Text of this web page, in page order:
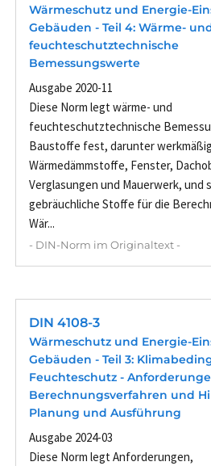
Wärmeschutz und Energie-
Gebäuden - Teil 4: Wärme-
feuchteschutztechnische
Bemessungswerte
Ausgabe 2020-11
Diese Norm legt wärme- und
feuchteschutztechnische
Baustoffe fest, darunter
Wärmedämmstoffe, Fenster,
Verglasungen und Mauerwerk, und
gebräuchliche Stoffe für die
Wär...
- DIN-Norm im Originaltext -
DIN 4108-3
Wärmeschutz und Energie-
Gebäuden - Teil 3:
Feuchteschutz -
Berechnungsverfahren und
Planung und Ausführung
Ausgabe 2024-03
Diese Norm legt Anforderungen,